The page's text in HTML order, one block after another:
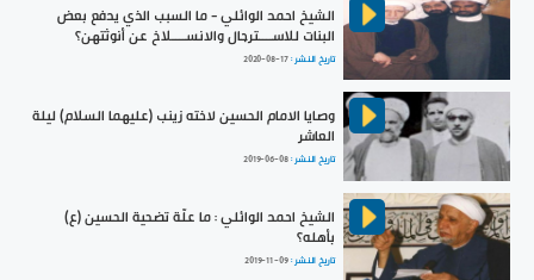
الشيخ احمد الوائلي - ما السبب الذي يدفع بعض
البنات للاســــترجال والانســــلاخ عن أنوثتهن؟
تاريخ النشر :2020-08-17
وصايا الامام الحسين لاخته زينب (عليهما السلام) ليلة
العاشر
تاريخ النشر :2019-06-08
الشيخ احمد الوائلي : ما علّة تضحية الحسين (ع)
بأهله؟
تاريخ النشر :2019-11-09